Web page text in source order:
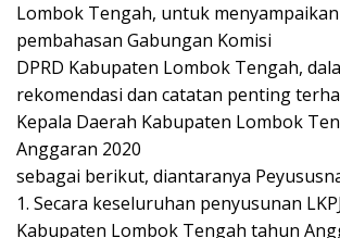
Lombok Tengah, untuk
pembahasan Gabungan Komisi
DPRD Kabupaten Lombok Tengah,
rekomendasi dan catatan penting
Kepala Daerah Kabupaten Lombok
Anggaran 2020
sebagai berikut, diantaranya
1. Secara keseluruhan penyusunan
Kabupaten Lombok Tengah tahun